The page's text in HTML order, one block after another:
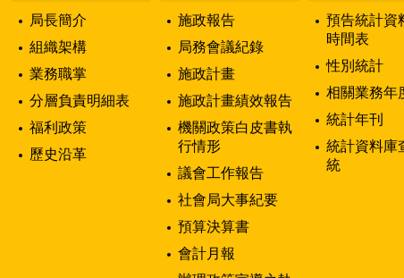
局長簡介
組織架構
業務職掌
分層負責明細表
福利政策
歷史沿革
施政報告
局務會議紀錄
施政計畫
施政計畫績效報告
機關政策白皮書執
行情形
議會工作報告
社會局大事紀要
預算決算書
會計月報
預告統計資
時間表
性別統計
相關業務年
統計年刊
統計資料庫
統